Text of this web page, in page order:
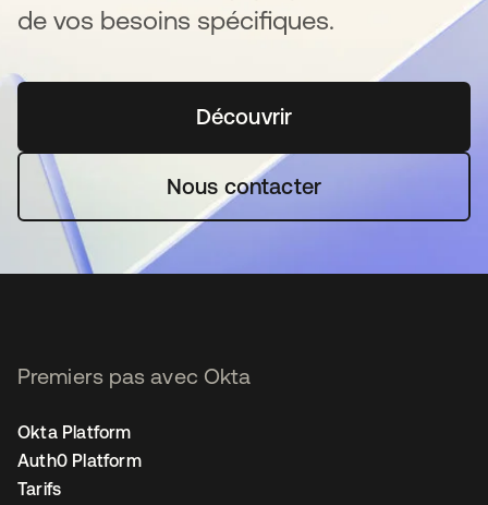
de vos besoins spécifiques.
Découvrirs’ouvre dans un nouvel
Nous contacter
Premiers pas avec Okta
Okta Platform
Auth0 Platform
Tarifs